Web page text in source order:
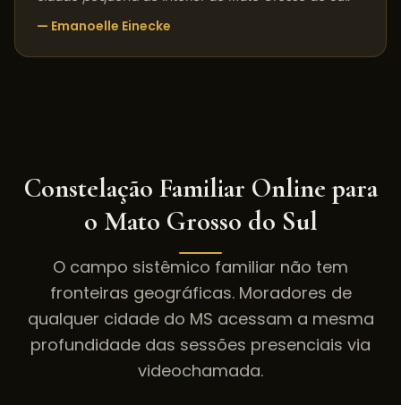
— Emanoelle Einecke
Constelação Familiar Online para
o Mato Grosso do Sul
O campo sistêmico familiar não tem
fronteiras geográficas. Moradores de
qualquer cidade do MS acessam a mesma
profundidade das sessões presenciais via
videochamada.